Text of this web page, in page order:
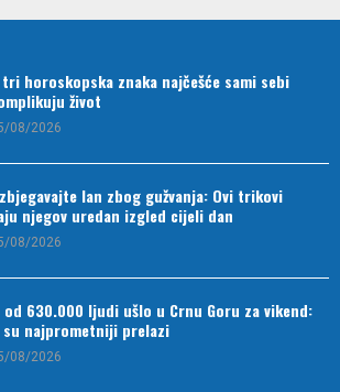
tri horoskopska znaka najčešće sami sebi
život
08/2026
lan zbog gužvanja: Ovi trikovi
njegov uredan izgled cijeli dan
08/2026
od 630.000 ljudi ušlo u Crnu Goru za vikend:
su najprometniji prelazi
08/2026